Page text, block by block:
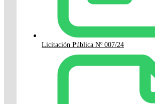
Licitación Pública Nº 007/24